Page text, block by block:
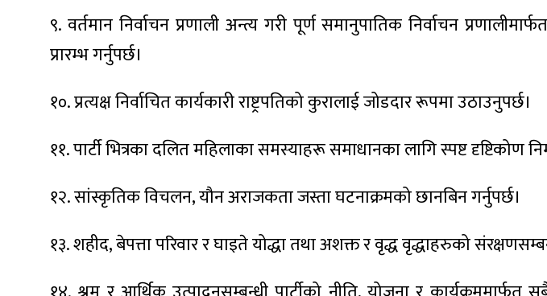
९. वर्तमान निर्वाचन प्रणाली अन्त्य गरी पूर्ण समानुपातिक निर्वाचन
प्रारम्भ गर्नुपर्छ।
१०. प्रत्यक्ष निर्वाचित कार्यकारी राष्ट्रपतिको कुरालाई जोडदार रूपमा उठाउनुपर्छ।
११. पार्टी भित्रका दलित महिलाका समस्याहरू समाधानका लागि स्पष्ट दृष्टिकोण
१२. सांस्कृतिक विचलन, यौन अराजकता जस्ता घटनाक्रमको छानबिन गर्नुपर्छ।
१३. शहीद, बेपत्ता परिवार र घाइते योद्धा तथा अशक्त र वृद्ध वृद्धाहरुको